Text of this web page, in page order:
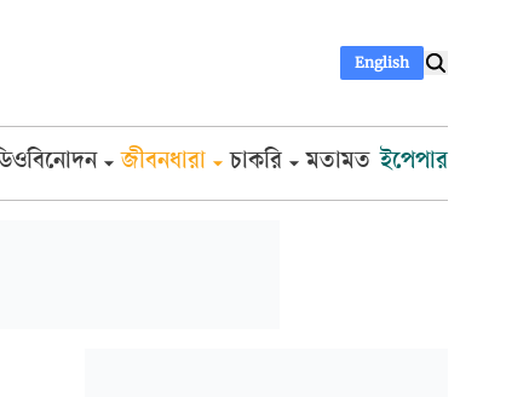
English
বিনোদন জীবনধারা চাকরি মতামত ইপেপার